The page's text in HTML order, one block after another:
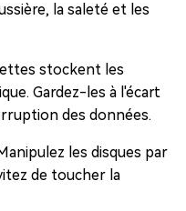
la saleté et les
stockent les
Gardez-les à l'écart
des données.
les disques par
de toucher la